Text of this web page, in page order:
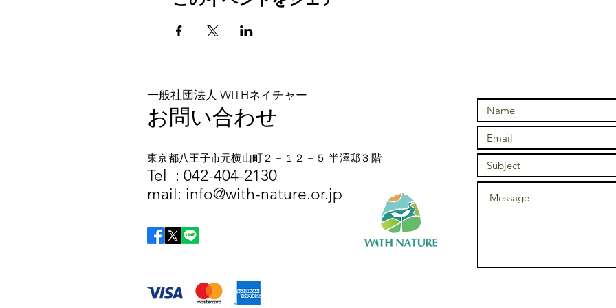
（ただし、バスの本数が少ないのでご注意ください）
［参考：入浴施設］
・山中湖温泉「紅富士の湯」
ホームページ
http://www.benifuji.co.jp/
■参加条件■
●良好な健康状態であること。
(重要な疾患や持病等がある場合、ご参加をお断りする場合がございます)
●事前に野外活動保険、あるいは山岳保険にご加入いただくこと(掛け捨て可)。
●トレッキングに必要なウェアや装備でご参加いただくこと。
(別途・当方が御案内する「装備リスト」に準拠していただくこと)
■その他・留意事項■
一般社団法人 WITHネイチャー
お問い合わせ
東京都八王子市元横山町２－１２－５ 半澤邸３階
​​Tel : 042-404-2130
mail: info@with-nature.or.jp